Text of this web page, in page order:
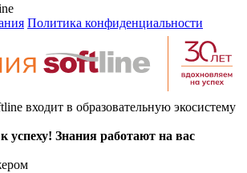
Политика конфиденциальности
входит в образовательную экосистему
успеху! Знания работают на вас